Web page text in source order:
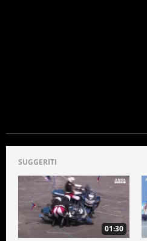
SUGGERITI
01:30